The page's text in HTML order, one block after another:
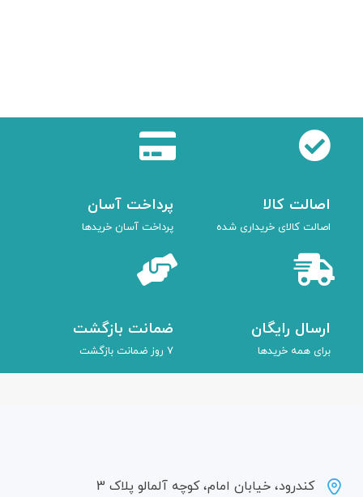
اصالت کالا
اصالت کالای خریداری شده
پرداخت آسان
پرداخت آسان خریدها
ارسال رایگان
برای همه خریدها
ضمانت بازگشت
7 روز ضمانت بازگشت
کندرود، خیابان امام، کوچه آلمالو پلاک 3